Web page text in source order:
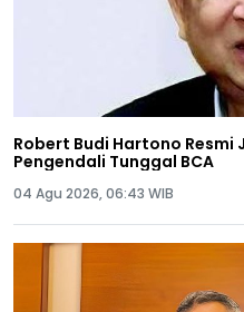
Robert Budi Hartono Resmi
Pengendali Tunggal BCA
04 Agu 2026, 06:43 WIB